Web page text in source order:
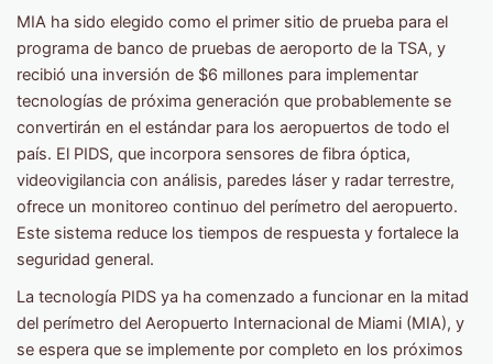
MIA ha sido elegido como el primer sitio de prueba para el
programa de banco de pruebas de aeroporto de la TSA, y
recibió una inversión de $6 millones para implementar
tecnologías de próxima generación que probablemente se
convertirán en el estándar para los aeropuertos de todo el
país. El PIDS, que incorpora sensores de fibra óptica,
videovigilancia con análisis, paredes láser y radar terrestre,
ofrece un monitoreo continuo del perímetro del aeropuerto.
Este sistema reduce los tiempos de respuesta y fortalece la
seguridad general.
La tecnología PIDS ya ha comenzado a funcionar en la mitad
del perímetro del Aeropuerto Internacional de Miami (MIA), y
se espera que se implemente por completo en los próximos